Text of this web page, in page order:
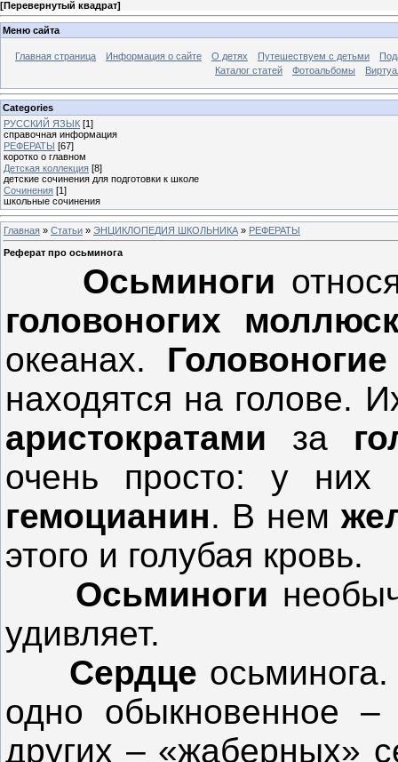
[Перевернутый квадрат]
Меню сайта
Главная страница Информация о сайте О детях Путешествуем с детьми
Каталог статей
Фотоальбомы
Categories
РУССКИЙ ЯЗЫК [1]
справочная информация
РЕФЕРАТЫ [67]
коротко о главном
Детская коллекция [8]
детские сочинения для подготовки к школе
Сочинения [1]
школьные сочинения
Главная » Статьи » ЭНЦИКЛОПЕДИЯ ШКОЛЬНИКА » РЕФЕРАТЫ
Реферат про осьминога
Осьминоги
головоногих
океанах.
находятся на голове.
аристократами за
очень просто: у них
гемоцианин. В нем
этого и голубая кровь.
Осьминоги
удивляет.
Сердце
одно обыкновенное –
других – «жаберных»